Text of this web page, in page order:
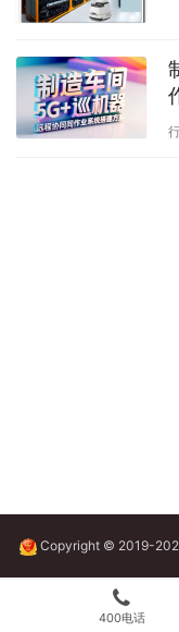
Copyright © 2019-
400电话